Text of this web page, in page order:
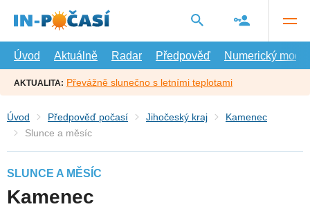
hlavní
Úvod
Aktuálně Radar Předpověď Numerický model
AKTUALITA: Převážně slunečno s letními teplotami
Úvod Předpověď počasí Jihočeský kraj
Kamenec
Slunce a měsíc
SLUNCE A MĚSÍC
Kamenec